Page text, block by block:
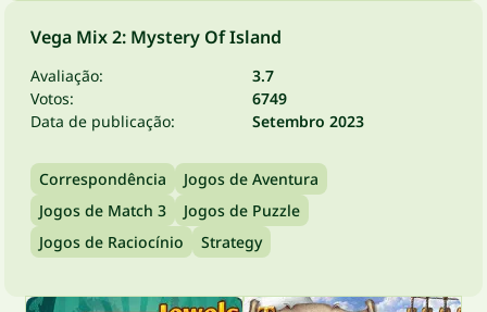
Vega Mix 2: Mystery Of Island
Avaliação:
3.7
Votos:
6749
Data de publicação:
Setembro 2023
Correspondência
Jogos de Aventura
Jogos de Match 3
Jogos de Puzzle
Jogos de Raciocínio
Strategy